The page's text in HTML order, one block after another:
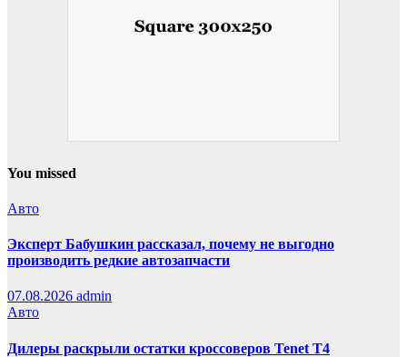
You missed
Авто
Эксперт Бабушкин рассказал, почему не выгодно
производить редкие автозапчасти
07.08.2026 admin
Авто
Дилеры раскрыли остатки кроссоверов Tenet T4